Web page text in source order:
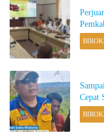
Cepat